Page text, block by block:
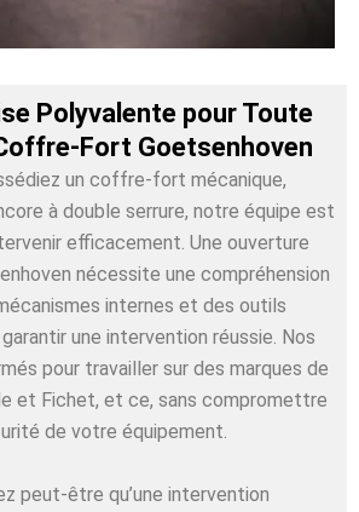
Polyvalente pour Toute
Fort Goetsenhoven
un coffre-fort mécanique,
à double serrure, notre équipe est
efficacement. Une ouverture
nécessite une compréhension
internes et des outils
une intervention réussie. Nos
pour travailler sur des marques de
et Fichet, et ce, sans compromettre
de votre équipement.
peut-être qu’une intervention